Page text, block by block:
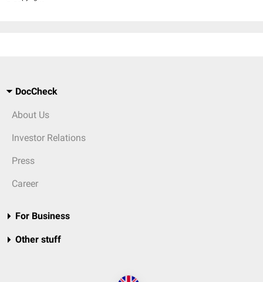
DocCheck
About Us
Investor Relations
Press
Career
For Business
Other stuff